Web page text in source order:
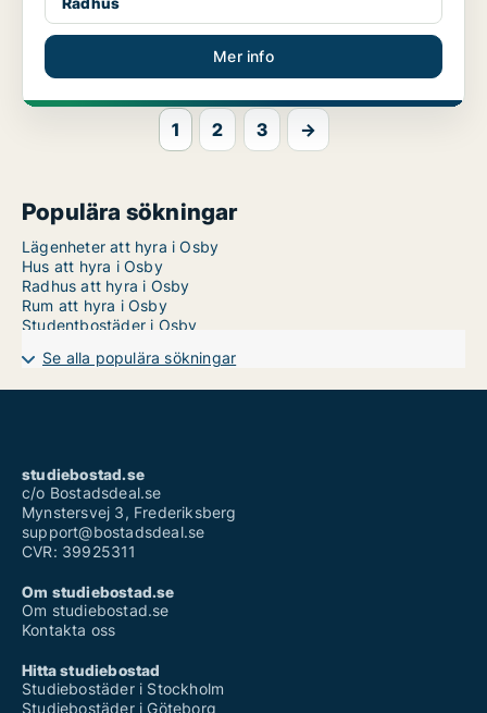
Mer info
1 2 3 →
Populära sökningar
Lägenheter att hyra i Osby
Hus att hyra i Osby
Radhus att hyra i Osby
Rum att hyra i Osby
Studentbostäder i Osby
Se alla populära sökningar
studiebostad.se
c/o Bostadsdeal.se
Mynstersvej 3, Frederiksberg
support@bostadsdeal.se
CVR: 39925311
Om studiebostad.se
Om studiebostad.se
Kontakta oss
Hitta studiebostad
Studiebostäder i Stockholm
Studiebostäder i Göteborg